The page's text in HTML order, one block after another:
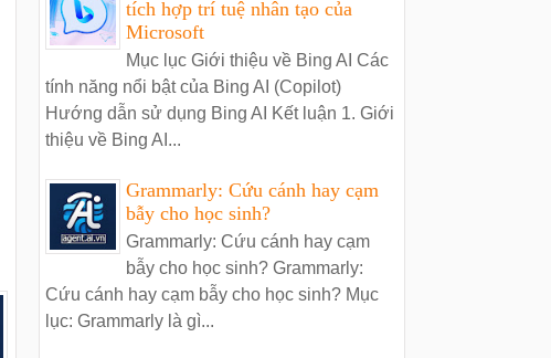
tích hợp trí tuệ nhân tạo của
Microsoft
Mục lục Giới thiệu về Bing AI Các
tính năng nổi bật của Bing AI (Copilot)
Hướng dẫn sử dụng Bing AI Kết luận 1. Giới
thiệu về Bing AI...
Grammarly: Cứu cánh hay cạm
bẫy cho học sinh?
Grammarly: Cứu cánh hay cạm
bẫy cho học sinh? Grammarly:
Cứu cánh hay cạm bẫy cho học sinh? Mục
lục: Grammarly là gì...